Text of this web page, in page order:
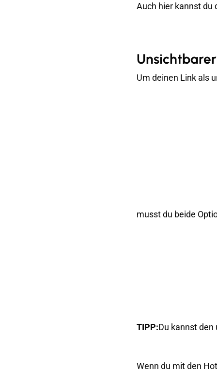
Auch hier kannst du
Um deinen Link als
musst du beide
TIPP:Du kannst
Wenn du mit den